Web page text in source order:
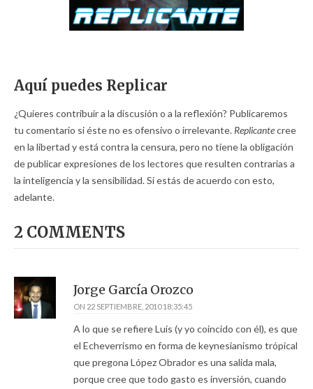
Aquí puedes Replicar
¿Quieres contribuir a la discusión o a la reflexión? Publicaremos
tu comentario si éste no es ofensivo o irrelevante.Replicantecree
en la libertad y está contra la censura, pero no tiene la obligación
de publicar expresiones de los lectores que resulten contrarias a
la inteligencia y la sensibilidad. Si estás de acuerdo con esto,
adelante.
2 COMMENTS
Jorge García Orozco
ON 22 SEPTIEMBRE, 2010 18:35:45
A lo que se refiere Luis (y yo coincido con él), es que
el Echeverrismo en forma de keynesianismo trópical
que pregona López Obrador es una salida mala,
porque cree que todo gasto es inversión, cuando